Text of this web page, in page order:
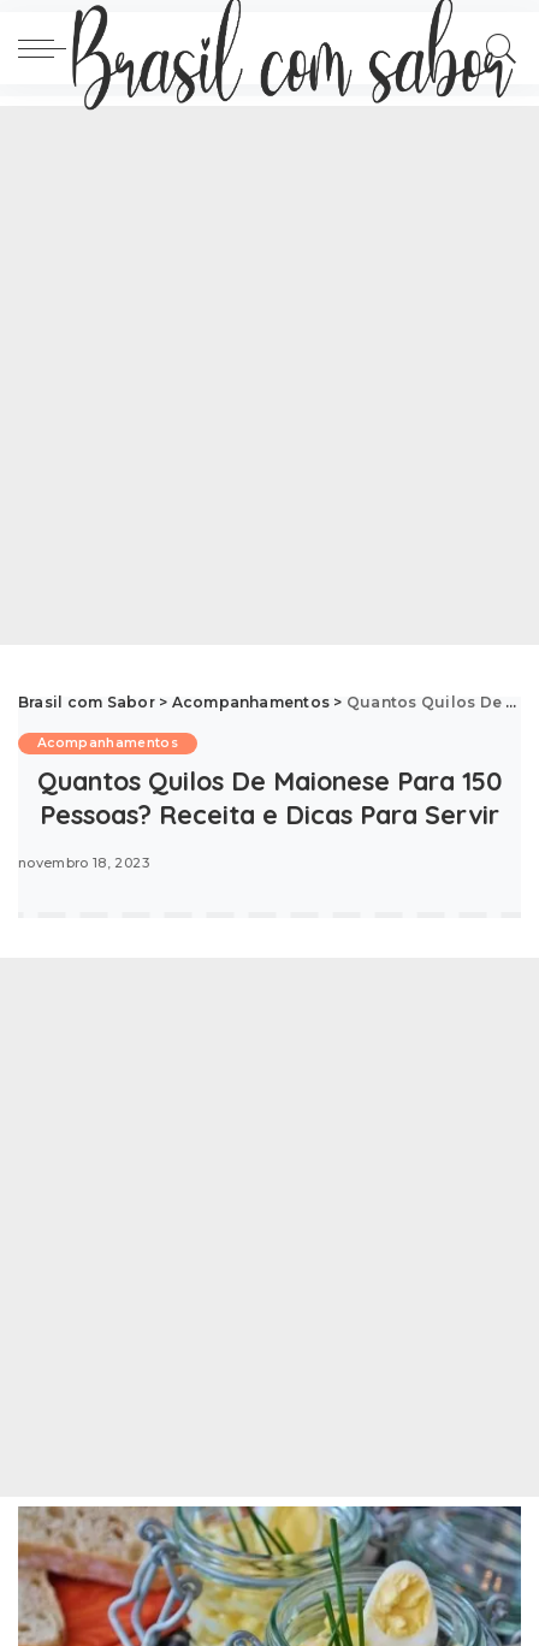
Brasil com Sabor> Acompanhamentos > Quantos Quilos De Maionese Para 150 Pessoas? Receita e Dicas Para Servir
Acompanhamentos
Quantos Quilos De Maionese Para 150
Pessoas? Receita e Dicas Para Servir
novembro 18, 2023